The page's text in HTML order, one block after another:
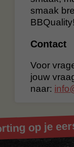
smaak
BBQuality!
Contact
Voor
jouw
naar:
op je